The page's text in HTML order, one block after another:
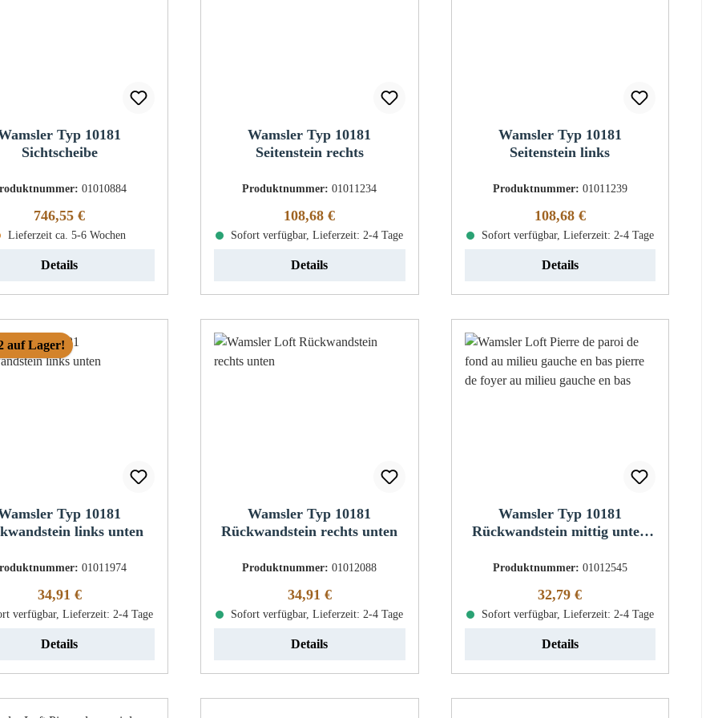
Typ 10181
Sichtscheibe
01010884
Regulärer Preis:
746,55 €
Lieferzeit ca. 5-6 Wochen
Details
Wamsler Typ 10181
Seitenstein rechts
Produktnummer:01011234
Regulärer Preis:
108,68 €
Sofort verfügbar, Lieferzeit: 2-4 Tage
Details
Wamsler Typ 10181
Seitenstein links
Produktnummer: 01011239
Regulärer Preis:
108,68 €
Sofort verfügbar, Lieferzeit: 2-4 Tage
Details
auf Lager!
Typ 10181
links unten
01011974
Regulärer Preis:
34,91 €
verfügbar, Lieferzeit: 2-4 Tage
Details
Wamsler Typ 10181
Rückwandstein rechts unten
Produktnummer:01012088
Regulärer Preis:
34,91 €
Sofort verfügbar, Lieferzeit: 2-4 Tage
Details
Wamsler Typ 10181
Rückwandstein mittig unten
Produktnummer: 01012545
Regulärer Preis:
32,79 €
Sofort verfügbar, Lieferzeit: 2-4 Tage
Details